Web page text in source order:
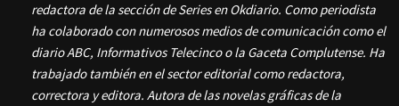
redactora de la sección de Series en Okdiario. Como periodista
ha colaborado con numerosos medios de comunicación como el
diario ABC, Informativos Telecinco o la Gaceta Complutense. Ha
trabajado también en el sector editorial como redactora,
correctora y editora. Autora de las novelas gráficas de la